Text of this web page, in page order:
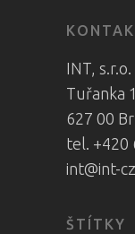
INT, s.r.o.
Tuřanka
627 00
tel. +420
int@int-
ŠTÍTKY